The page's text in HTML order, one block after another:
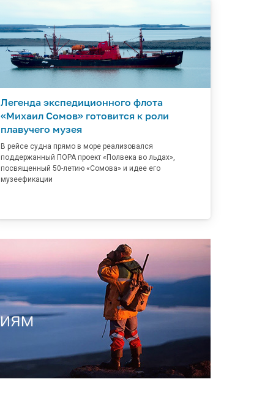
Легенда экспедиционного флота
«Михаил Сомов» готовится к роли
плавучего музея
В рейсе судна прямо в море реализовался
поддержанный ПОРА проект «Полвека во льдах»,
посвященный 50-летию «Сомова» и идее его
музеефикации